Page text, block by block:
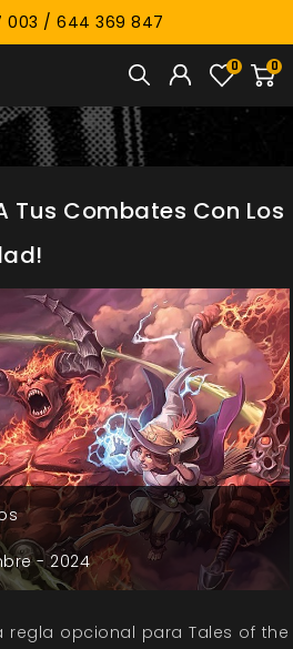
003 / 644 369 847
0
0
Tus Combates Con Los
-2024
regla opcional para Tales of the